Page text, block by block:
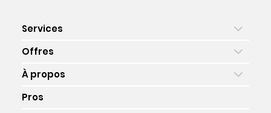
Services
Offres
À propos
Pros